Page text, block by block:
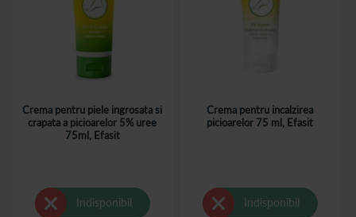
Crema pentru piele ingrosata si
crapata a picioarelor 5% uree
75ml, Efasit
Indisponibil
Crema pentru incalzirea
picioarelor 75 ml, Efasit
Indisponibil